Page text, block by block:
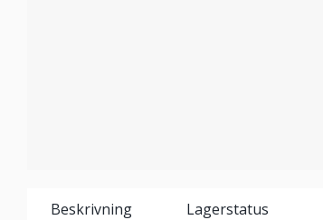
Beskrivning Lagerstatus